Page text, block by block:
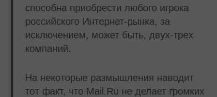
способна приобрести любого игрока
российского Интернет-рынка, за
исключением, может быть, двух-трех
компаний.
На некоторые размышления наводит
тот факт, что Mail.Ru не делает громких